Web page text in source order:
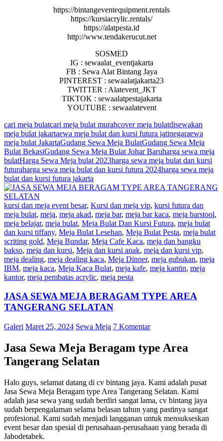
https://bintangeventequipment.rentals
https://kursiacrylic.rentals/
https://alatpesta.id
http://www.tendakerucut.net
SOSMED
IG : sewaalat_eventjakarta
FB : Sewa Alat Bintang Jaya
PINTEREST : sewaalatjakarta23
TWITTER : Alatevent_JKT
TIKTOK : sewaalatpestajakarta
YOUTUBE : sewaalatevent
cari meja bulatcari meja bulat murahcover meja bulatdisewakan
meja bulat jakartaewa meja bulat dan kursi futura jatinegaraewa
meja bulat JakartaGudang Sewa Meja BulatGudang Sewa Meja
Bulat BekasiGudang Sewa Meja Bulat Johar Baruharga sewa meja
bulatHarga Sewa Meja bulat 2023harga sewa meja bulat dan kursi
futuraharga sewa meja bulat dan kursi futura 2024harga sewa meja
bulat dan kursi futura jakarta
kursi dan meja event besar, Kursi dan meja vip, kursi futura dan
meja bulat, meja, meja akad, meja bar, meja bar kaca, meja barstool,
meja belajar, meja bulat, Meja Bulat Dan Kursi Futura, meja bulat
dan kursi tiffany, Meja Bulat Lesehan, Meja Bulat Pesta, meja bulat
scriting gold, Meja Bundar, Meja Cafe Kaca, meja dan bangku
bakso, meja dan kursi, Meja dan kursi anak, meja dan kursi vip,
meja dealing, meja dealing kaca, Meja Dinner, meja gubukan, meja
IBM, meja kaca, Meja Kaca Bulat, meja kafe, meja kantin, meja
kantor, meja pembatas acrylic, meja pesta
JASA SEWA MEJA BERAGAM TYPE AREA
TANGERANG SELATAN
Galeri Maret 25, 2024 Sewa Meja 7 Komentar
Jasa Sewa Meja Beragam type Area
Tangerang Selatan
Halo guys, selamat datang di cv bintang jaya. Kami adalah pusat
Jasa Sewa Meja Beragam type Area Tangerang Selatan. Kami
adalah jasa sewa yang sudah berdiri sangat lama, cv bintang jaya
sudah berpengalaman selama belasan tahun yang pastinya sangat
profesional. Kami sudah menjadi langganan untuk mensukseskan
event besar dan spesial di perusahaan-perusahaan yang berada di
Jabodetabek.